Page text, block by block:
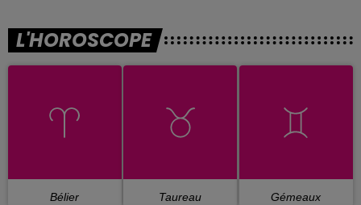
L'HOROSCOPE
Bélier Taureau Gémeaux